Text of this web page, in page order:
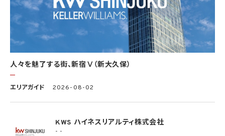
ることが困難であるとき
(3) 公衆衛生の向上又は児童の健全な育成の推進のために特に必要がある場合であっ
て、本人の同意を得ることが困難であるとき
(4) 国の機関もしくは地方公共団体又はその委託を受けた者が法令の定める事務を遂
行することに対して協力する必要がある場合であって、本人の同意を得ることにより当該
事務の遂行に支障を及ぼすおそれがあるとき
個人データを学術研究目的で取り扱う必要があるとき（当該個人データを取り扱う目的
ある場合を除きます。）。
4.2 当社は、違法又は不当な行為を助長し、又は誘発するおそれがある方法により個人
5. 個人情報の適正な取得
人々を魅了する街、新宿Ⅴ（新大久保）
エリアガイド 2026-08-02
KWS ハイネスリアルティ株式会社
- -